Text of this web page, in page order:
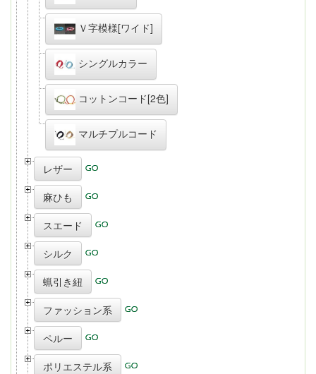
Ｖ字模様[ワイド]
シングルカラー
コットンコード[2色]
マルチプルコード
レザー
麻ひも
スエード
シルク
蝋引き紐
ファッション系
ペルー
ポリエステル系